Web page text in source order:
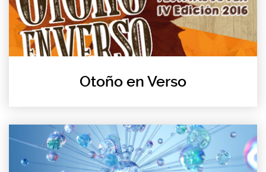
Otoño en Verso